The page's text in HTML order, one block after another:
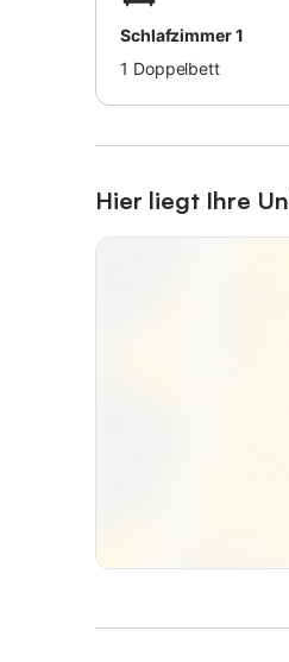
Dieser führt zum
Mit dem Fahrrad
spendenden Kiefernwald.
Schlafzimmer 1
1 Doppelbett
Hier liegt Ihre